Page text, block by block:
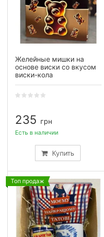
Желейные мишки на
основе виски со вкусом
виски-кола
235 грн
Купить
Есть в наличии
Топ продаж